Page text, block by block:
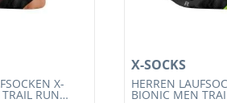
X-
RUN
HERREN
BIONIC MEN
X-SOCKS